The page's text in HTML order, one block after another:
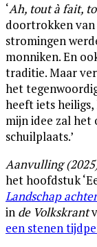
‘Ah, tout à fait,
doortrokken
stromingen
monniken. En
traditie. Maar
het
heeft iets heiligs,
mijn idee zal het
schuilplaats.’
Aanvulling
het hoofdstuk
Landschap
in de Volkskrant
een stenen